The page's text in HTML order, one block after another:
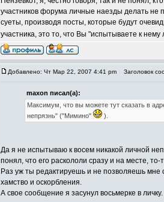
участников форума личные наезды делать не
суеты, производя посты, которые будут
участника, это то, что Вы "испытываете к
Добавлено: Чт Мар 22, 2007 4:41 pm Заголовок
maxon писал(а):
Максимум, что вы можете тут сказать в
непрязнь" ("Мимино"
).
Да я не испытываю к восем никакой личной
понял, что его раскололи сразу и на месте,
Раз уж ты редактируешь и не позволяешь мне
хамство и оскорбления.
А свое сообщение я засунул восьмерке в